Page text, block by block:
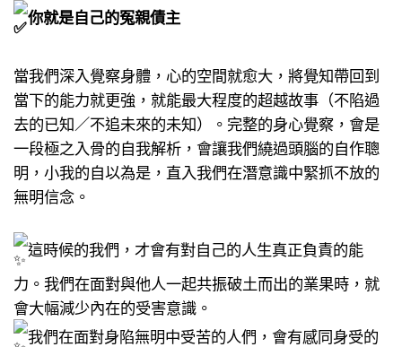
你就是自己的冤親債主​
當我們深入覺察身體，心的空間就愈大，將覺知帶回到
當下的能力就更強，就能最大程度的超越故事（不陷過
去的已知／不追未來的未知）。​完整的身心覺察，會是
一段極之入骨的自我解析，會讓我們繞過頭腦的自作聰
明，小我的自以為是，直入我們在潛意識中緊抓不放的
無明信念。​
這時候的我們，才會有對自己的人生真正負責的能
力。我們在面對與他人一起共振破土而出的業果時，就
會大幅減少內在的受害意識​。
我們在面對身陷無明中受苦的人們，會有感同身受的